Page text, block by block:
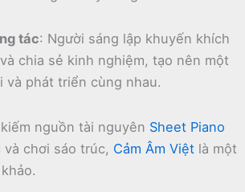
tác: Người sáng lập khuyến khích
chia sẻ kinh nghiệm, tạo nên một
và phát triển cùng nhau.
nguồn tài nguyên Sheet Piano
chơi sáo trúc, Cảm Âm Việt là một